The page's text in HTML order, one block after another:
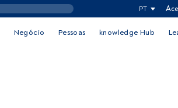
PT
Negócio Pessoas knowledge Hub